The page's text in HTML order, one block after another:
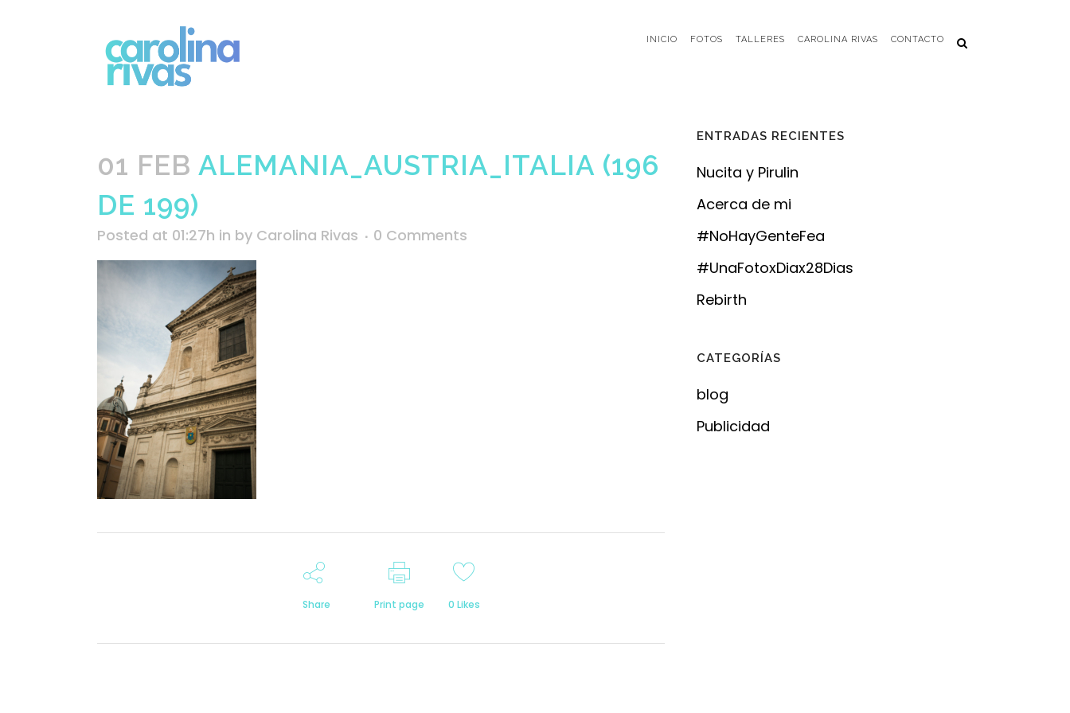
INICIO FOTOS TALLERES CAROLINA RIVAS CONTACTO
01 FEB ALEMANIA_AUSTRIA_ITALIA (196
DE 199)
Posted at 01:27h in by Carolina Rivas 0 Comments
Share Print page 0 Likes
ENTRADAS RECIENTES
Nucita y Pirulin
Acerca de mi
#NoHayGenteFea
#UnaFotoxDiax28Dias
Rebirth
CATEGORÍAS
blog
Publicidad